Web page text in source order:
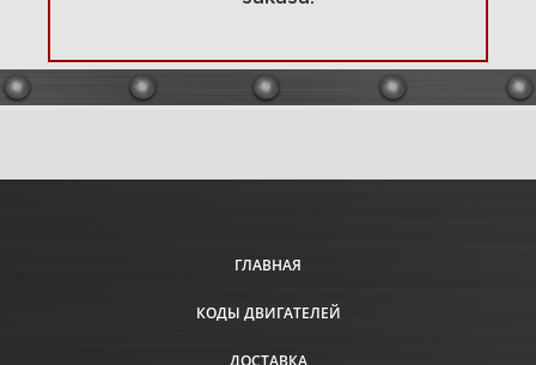
ГЛАВНАЯ
КОДЫ ДВИГАТЕЛЕЙ
ДОСТАВКА